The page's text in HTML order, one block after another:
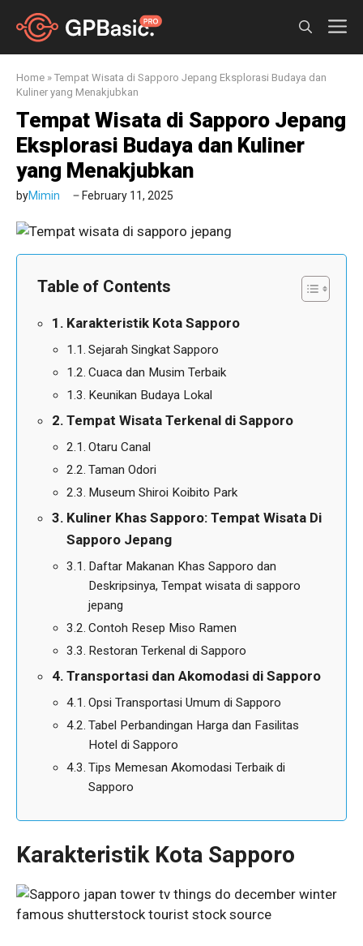
Home » Tempat Wisata di Sapporo Jepang Eksplorasi Budaya dan
Kuliner yang Menakjubkan
Tempat Wisata di Sapporo Jepang
Eksplorasi Budaya dan Kuliner
yang Menakjubkan
byMimin February 11, 2025
Table of Contents
Karakteristik Kota Sapporo
Sejarah Singkat Sapporo
Cuaca dan Musim Terbaik
Keunikan Budaya Lokal
Tempat Wisata Terkenal di Sapporo
Otaru Canal
Taman Odori
Museum Shiroi Koibito Park
Kuliner Khas Sapporo: Tempat Wisata Di
Sapporo Jepang
Daftar Makanan Khas Sapporo dan
Deskripsinya, Tempat wisata di sapporo
jepang
Contoh Resep Miso Ramen
Restoran Terkenal di Sapporo
Transportasi dan Akomodasi di Sapporo
Opsi Transportasi Umum di Sapporo
Tabel Perbandingan Harga dan Fasilitas
Hotel di Sapporo
Tips Memesan Akomodasi Terbaik di
Sapporo
Karakteristik Kota Sapporo